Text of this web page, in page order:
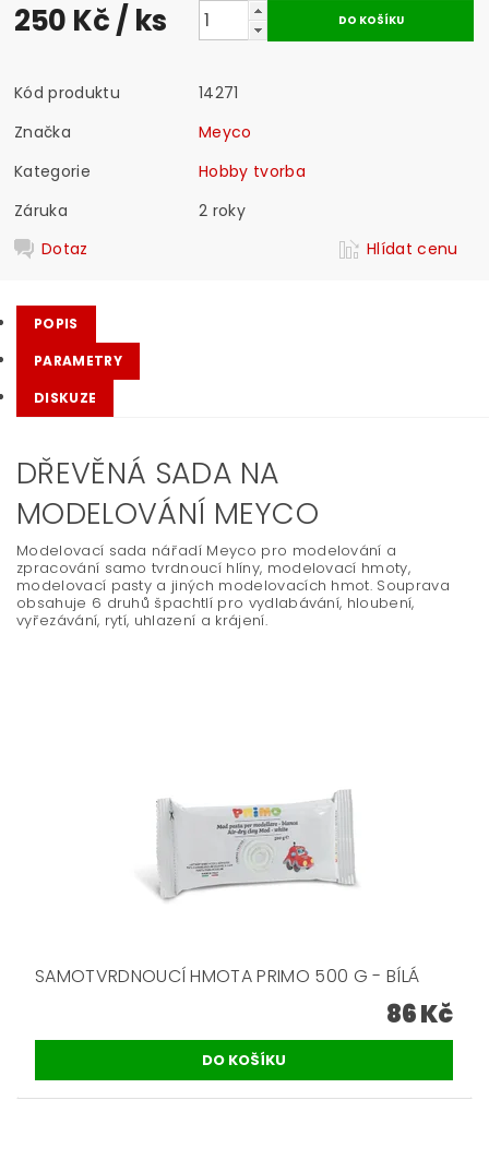
250 Kč/ ks
Kód produktu
14271
Značka
Meyco
Kategorie
Hobby tvorba
Záruka
2 roky
Dotaz
Hlídat cenu
POPIS
PARAMETRY
DISKUZE
DŘEVĚNÁ SADA NA
MODELOVÁNÍ MEYCO
Modelovací sada nářadí Meyco pro modelování a
zpracování samo tvrdnoucí hlíny, modelovací hmoty,
modelovací pasty a jiných modelovacích hmot. Souprava
obsahuje 6 druhů špachtlí pro vydlabávání, hloubení,
vyřezávání, rytí, uhlazení a krájení.
SAMOTVRDNOUCÍ HMOTA PRIMO 500 G - BÍLÁ
86 Kč